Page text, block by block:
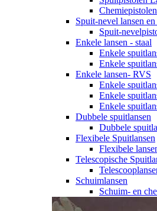
Chemiepistolen
Spuit-nevel lansen
Spuit-
Enkele lansen - staal
Enkele
Enkele
Enkele lansen- RVS
Enkele
Enkele
Enkele
Dubbele spuitlansen
Dubbele
Flexibele Spuitlansen
Flexibele
Telescopische
Schuimlansen
Schuim- en